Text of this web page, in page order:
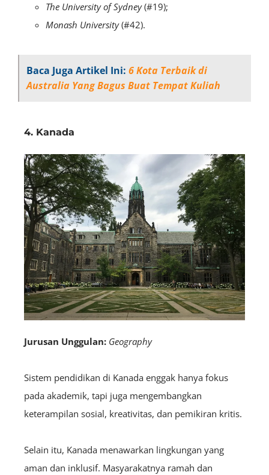
The University of Sydney(#19);
Monash University(#42).
Baca Juga Artikel Ini: 6 Kota Terbaik di
Australia Yang Bagus Buat Tempat Kuliah
4. Kanada
Jurusan Unggulan: Geography
Sistem pendidikan di Kanada enggak hanya fokus
pada akademik, tapi juga mengembangkan
keterampilan sosial, kreativitas, dan pemikiran kritis.
Selain itu, Kanada menawarkan lingkungan yang
aman dan inklusif. Masyarakatnya ramah dan